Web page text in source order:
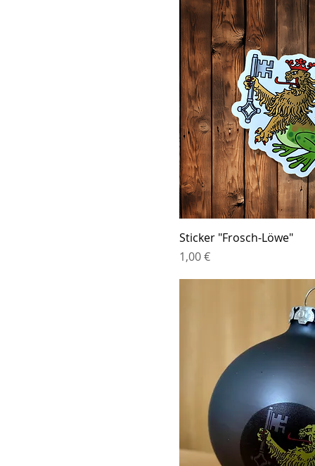
Sticker "Frosch-Löwe"
Preis
1,00 €